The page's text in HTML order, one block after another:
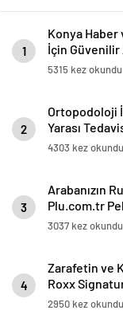
1
Konya Haber
İçin
5315 kez okundu
2
Ortopodoloji
Yarası
4303 kez okundu
3
Arabanızın
Plu.com.tr
Modelleri
3037 kez okundu
4
Zarafetin ve
Roxx
2950 kez okundu